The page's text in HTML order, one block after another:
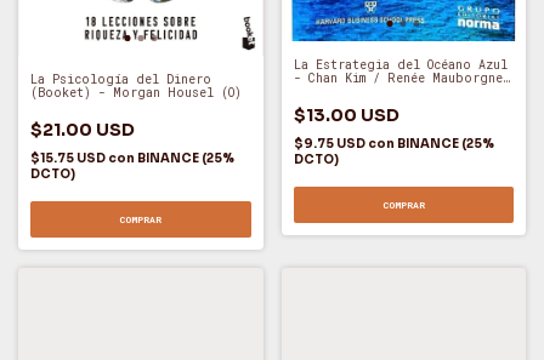
La Psicología del Dinero
(Booket) - Morgan Housel (O)
$21.00 USD
$15.75 USD con BINANCE (25%
DCTO)
COMPRAR
La Estrategia del Océano Azul
- Chan Kim / Renée Mauborgne
$13.00 USD
$9.75 USD con BINANCE (25%
DCTO)
COMPRAR